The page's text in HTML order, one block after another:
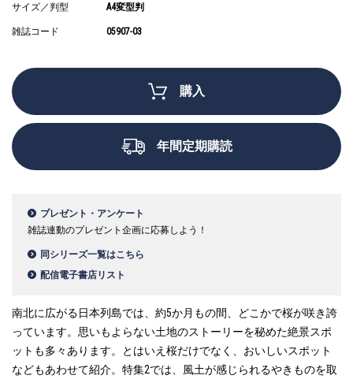
サイズ／判型 A4変型判
雑誌コード 05907-03
購入
年間定期購読
プレゼント・アンケート
雑誌連動のプレゼント企画に応募しよう！
同シリーズ一覧はこちら
配信電子書店リスト
南北に広がる日本列島では、約5か月もの間、どこかで桜が咲き誇
っています。思いもよらない土地のストーリーを秘めた絶景スポ
ットも多々あります。とはいえ桜だけでなく、おいしいスポット
などもあわせて紹介。特集2では、風土が感じられるやきものを取